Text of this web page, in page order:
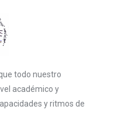
todo nuestro
académico y
y ritmos de